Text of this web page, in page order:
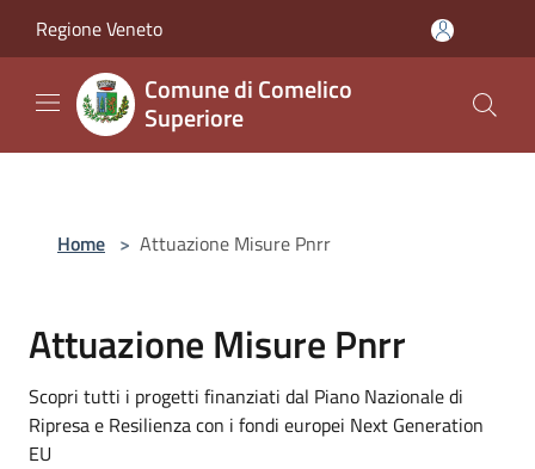
Regione Veneto
Comune di Comelico
Superiore
Home > Attuazione Misure Pnrr
Attuazione Misure Pnrr
Scopri tutti i progetti finanziati dal Piano Nazionale di
Ripresa e Resilienza con i fondi europei Next Generation
EU